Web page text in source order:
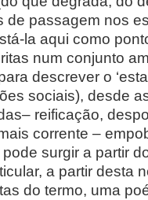
de passagem nos
la aqui como
num conjunto
descrever o
sociais), desde
reificação,
corrente –
surgir a partir
a partir desta
do termo, uma